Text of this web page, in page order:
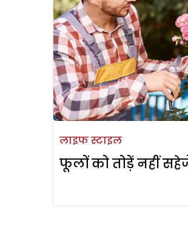
लाइफ स्टाइल
फूलों को तोड़ें नहीं